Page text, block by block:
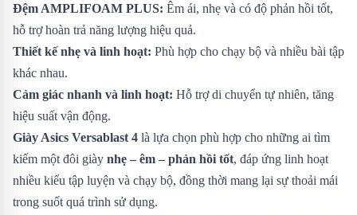
Đệm AMPLIFOAM PLUS: Êm ái, nhẹ và có độ phản hồi tốt,
hỗ trợ hoàn trả năng lượng hiệu quả.
Thiết kế nhẹ và linh hoạt: Phù hợp cho chạy bộ và nhiều bài tập
khác nhau.
Cảm giác nhanh và linh hoạt: Hỗ trợ di chuyển tự nhiên, tăng
hiệu suất vận động.
Giày Asics Versablast 4 là lựa chọn phù hợp cho những ai tìm
kiếm một đôi giày nhẹ – êm – phản hồi tốt, đáp ứng linh hoạt
nhiều kiểu tập luyện và chạy bộ, đồng thời mang lại sự thoải mái
trong suốt quá trình sử dụng.